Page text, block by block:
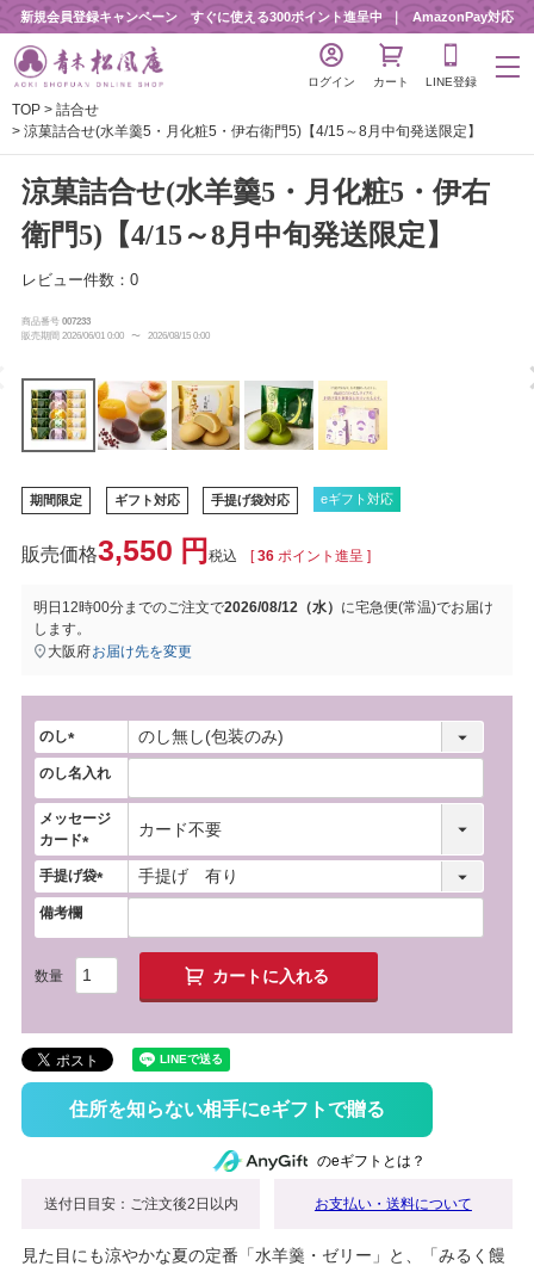
新規会員登録キャンペーン すぐに使える300ポイント進呈中 AmazonPay対応
ログイン カート LINE登録
TOP
詰合せ
涼菓詰合せ(水羊羹5・月化粧5・伊右衛門5)【4/15～8月中旬発送限定】
涼菓詰合せ(水羊羹5・月化粧5・伊右
衛門5)【4/15～8月中旬発送限定】
レビュー件数：0
商品番号 007233
販売期間 2026/06/01 0:00 〜 2026/08/15 0:00
期間限定 ギフト対応 手提げ袋対応 eギフト対応
3,550 税込 [ 36 ポイント進呈 ]
明日 12時00分までのご注文で2026/08/12（水） に宅急便(常温)でお届け
します。
大阪府お届け先を変更
のし
(
必
須
)
のし名入れ
メッセージ
カード
(
必
須
手提げ袋
(
備考欄
カートに入れる
住所を知らない相手にeギフトで贈る
のeギフトとは？
送付日目安：ご注文後2日以内 お支払い・送料について
見た目にも涼やかな夏の定番「水羊羹・ゼリー」と、「みるく饅